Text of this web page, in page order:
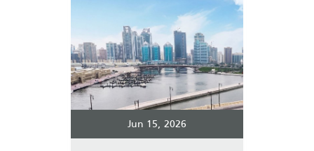
Jun 15, 2026